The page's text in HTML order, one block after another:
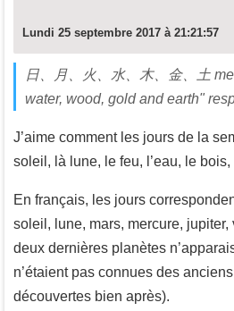
Lundi 25 septembre 2017 à 21:21:57
日、月、火、水、木、金、土
water, wood, gold and earth"
J’aime comment les jours de la
soleil, là lune, le feu, l’eau, le bois,
En français, les jours
soleil, lune, mars, mercure, jupiter,
deux dernières planètes
n’étaient pas connues des
découvertes bien après).